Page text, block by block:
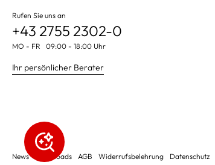
Rufen Sie uns an
+43 2755 2302-0
MO - FR 09:00 - 18:00 Uhr
Ihr persönlicher Berater
News Downloads AGB Widerrufsbelehrung Datenschutz